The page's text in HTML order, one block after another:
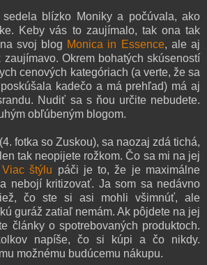
blízko Moniky a počúvala, ako
Keby vás to zaujímalo, tak ona tak
svoj blog Monica in Essence, ale aj
zaujímavo. Okrem bohatých skúseností
cenových kategóriach (a verte, že sa
kadečo a má prehľad) má aj
Nudiť sa s ňou určite nebudete.
obľúbeným blogom.
fotka so Zuskou), sa naozaj zdá tichá,
tak neopijete rožkom. Čo sa mi na jej
Viac štýlu páči je to, že je maximálne
nebojí kritizovať. Ja som sa nedávno
čo ste si asi mohli všimnúť, ale
guráž zatiaľ nemám. Ak pôjdete na jej
články o spotrebovaných produktoch.
napíše, čo si kúpi a čo nikdy.
možnému budúcemu nákupu.